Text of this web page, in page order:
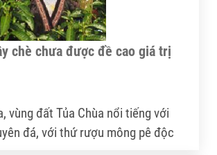
chè chưa được đề cao giá trị
vùng đất Tủa Chùa nổi tiếng với
đá, với thứ rượu mông pê độc